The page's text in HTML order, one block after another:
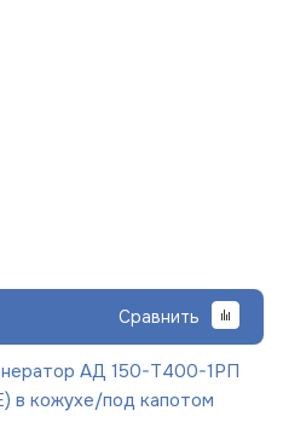
Сравнить
АД 150-Т400-1РП
в кожухе/под капотом